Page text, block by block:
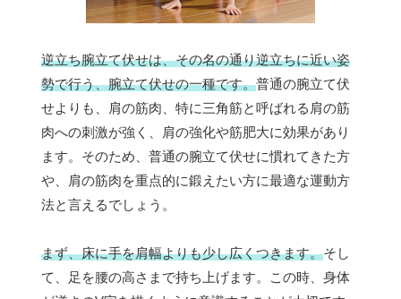
逆立ち腕立て伏せは、その名の通り逆立ちに近い姿
勢で行う、腕立て伏せの一種です。普通の腕立て伏
せよりも、肩の筋肉、特に三角筋と呼ばれる肩の筋
肉への刺激が強く、肩の強化や筋肥大に効果があり
ます。そのため、普通の腕立て伏せに慣れてきた方
や、肩の筋肉を重点的に鍛えたい方に最適な運動方
法と言えるでしょう。
まず、床に手を肩幅よりも少し広くつきます。そし
て、足を腰の高さまで持ち上げます。この時、身体